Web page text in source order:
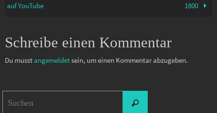
auf YouTube
1800
Schreibe einen Kommentar
Du musst angemeldetsein, um einen Kommentar abzugeben.
Suchen